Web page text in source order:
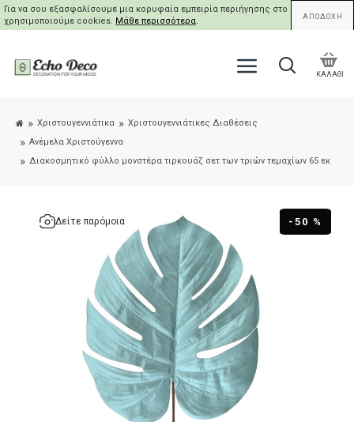
Για να σου εξασφαλίσουμε μια κορυφαία εμπειρία περιήγησης στο site μας,
χρησιμοποιούμε cookies. Μάθε περισσότερα. ΑΠΟΔΟΧΗ
ΚΑΛΑΘΙ
Χριστουγεννιάτικα
Χριστουγεννιάτικες Διαθέσεις
Ανέμελα Χριστούγεννα
Διακοσμητικό φύλλο μονστέρα τιρκουάζ σετ των τριών τεμαχίων 65 εκ
-50 %
Δείτε παρόμοια